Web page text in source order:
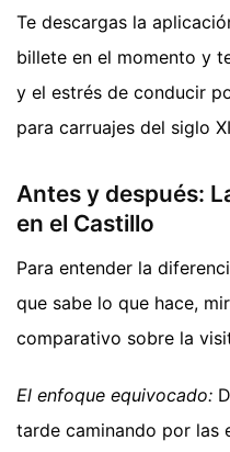
Te descargas la
billete en el momento y
y el estrés de conducir
para carruajes del siglo
Antes y después:
en el Castillo
Para entender la
que sabe lo que hace,
comparativo sobre la
El enfoque equivocado:
tarde caminando por las